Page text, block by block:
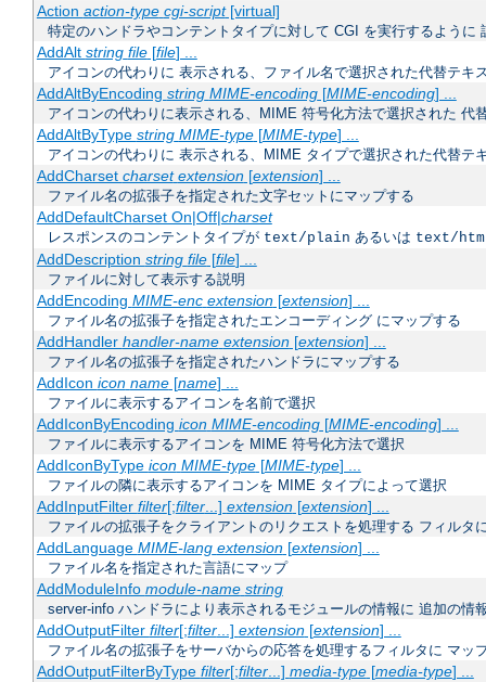
Action action-type cgi-script[virtual]
特定のハンドラやコンテントタイプに対して CGI を実行するように
AddAlt string file[file] ...
アイコンの代わりに 表示される、ファイル名で選択された代替テキ
AddAltByEncoding string MIME-encoding[MIME-encoding] ...
アイコンの代わりに表示される、MIME 符号化方法で選択された 代
AddAltByType string MIME-type[MIME-type] ...
アイコンの代わりに 表示される、MIME タイプで選択された代替テ
AddCharset charset extension[extension] ...
ファイル名の拡張子を指定された文字セットにマップする
AddDefaultCharset On|Off|charset
レスポンスのコンテントタイプが text/plain あるいは text/
AddDescription string file[file] ...
ファイルに対して表示する説明
AddEncoding MIME-enc extension[extension] ...
ファイル名の拡張子を指定されたエンコーディング にマップする
AddHandler handler-name extension[extension] ...
ファイル名の拡張子を指定されたハンドラにマップする
AddIcon icon name[name] ...
ファイルに表示するアイコンを名前で選択
AddIconByEncoding icon MIME-encoding[MIME-encoding] ...
ファイルに表示するアイコンを MIME 符号化方法で選択
AddIconByType icon MIME-type[MIME-type] ...
ファイルの隣に表示するアイコンを MIME タイプによって選択
AddInputFilter filter[;filter...] extension[extension] ...
ファイルの拡張子をクライアントのリクエストを処理する フィルタ
AddLanguage MIME-lang extension[extension] ...
ファイル名を指定された言語にマップ
AddModuleInfo module-name string
server-info ハンドラにより表示されるモジュールの情報に 追加の情
AddOutputFilter filter[;filter...] extension[extension] ...
ファイル名の拡張子をサーバからの応答を処理するフィルタに マッ
AddOutputFilterByType filter[;filter...] media-type[media-type] ...